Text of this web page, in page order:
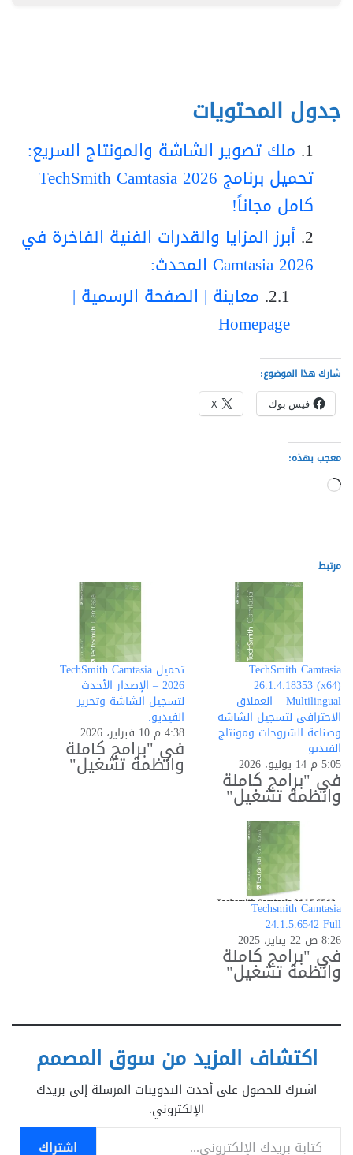
جدول المحتويات
ملك تصوير الشاشة والمونتاج السريع:
تحميل برنامج TechSmith Camtasia 2026
كامل مجاناً!
أبرز المزايا والقدرات الفنية الفاخرة في
Camtasia 2026 المحدث:
معاينة | الصفحة الرسمية |
Homepage
شارك هذا الموضوع:
فيس بوك X
معجب بهذه:
جاري
مرتبط
TechSmith Camtasia
26.1.4.18353 (x64)
Multilingual – العملاق
الاحترافي لتسجيل الشاشة
وصناعة الشروحات ومونتاج
الفيديو
5:05 م 14 يوليو، 2026
في "برامج كاملة
وانظمة تشغيل"
تحميل TechSmith Camtasia
2026 – الإصدار الأحدث
لتسجيل الشاشة وتحرير
الفيديو.
4:38 م 10 فبراير، 2026
في "برامج كاملة
وانظمة تشغيل"
Techsmith Camtasia
24.1.5.6542 Full
8:26 ص 22 يناير، 2025
في "برامج كاملة
وانظمة تشغيل"
اكتشاف المزيد من سوق المصمم
اشترك للحصول على أحدث التدوينات المرسلة إلى بريدك
الإلكتروني.
كتابة بريدك الإلكتروني...
اشتراك